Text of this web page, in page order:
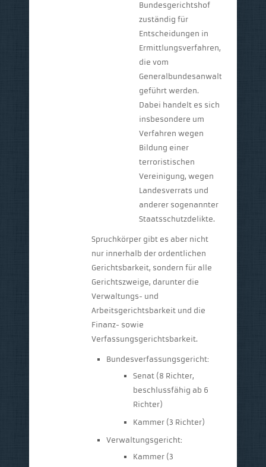
Bundesgerichtshof
zuständig für
Entscheidungen in
Ermittlungsverfahren,
die vom
Generalbundesanwalt
geführt werden.
Dabei handelt es sich
insbesondere um
Verfahren wegen
Bildung einer
terroristischen
Vereinigung, wegen
Landesverrats und
anderer sogenannter
Staatsschutzdelikte.
Spruchkörper gibt es aber nicht
nur innerhalb der ordentlichen
Gerichtsbarkeit, sondern für alle
Gerichtszweige, darunter die
Verwaltungs- und
Arbeitsgerichtsbarkeit und die
Finanz- sowie
Verfassungsgerichtsbarkeit.
Bundesverfassungsgericht:
Senat (8 Richter,
beschlussfähig ab 6
Richter)
Kammer (3 Richter)
Verwaltungsgericht:
Kammer (3